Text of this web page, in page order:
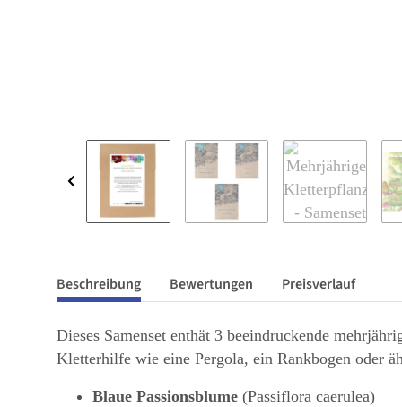
Beschreibung Bewertungen Preisverlauf
Dieses Samenset enthät 3 beeindruckende
Kletterhilfe wie eine Pergola, ein Rankbogen oder
Blaue Passionsblume (Passiflora caerulea)